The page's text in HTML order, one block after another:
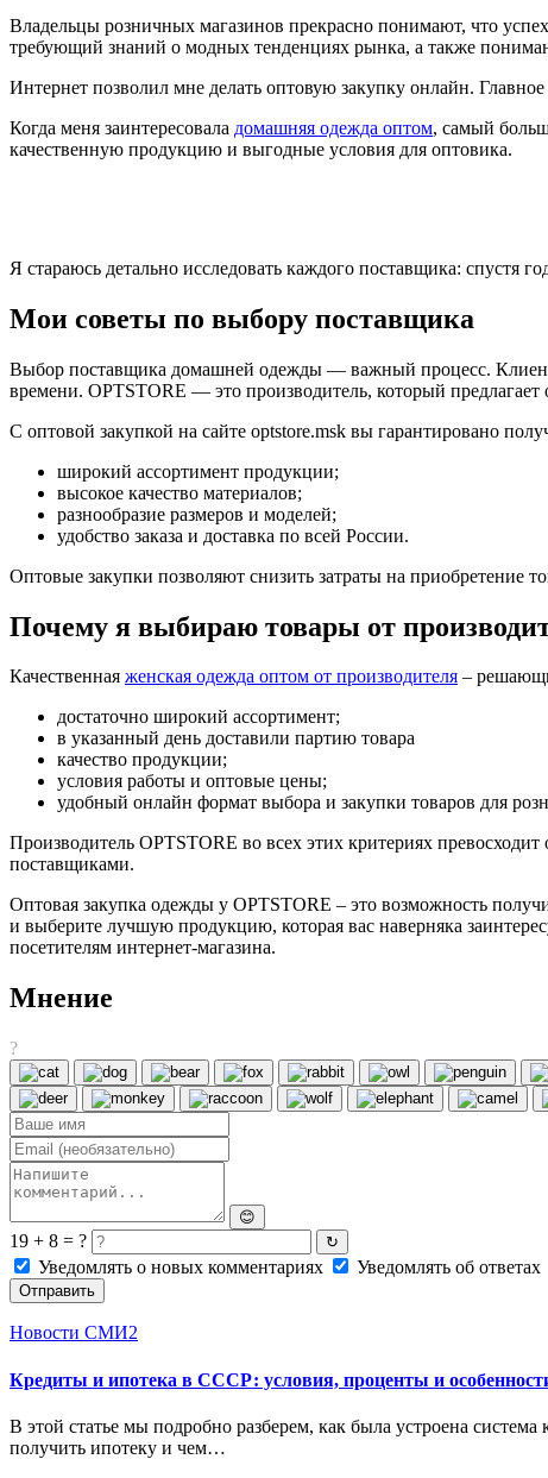
Владельцы розничных магазинов прекрасно понимают, что
требующий знаний о модных тенденциях рынка, а также
Интернет позволил мне делать оптовую закупку онлайн.
Когда меня заинтересовала домашняя одежда оптом, самый
качественную продукцию и выгодные условия для оптовика.
Я стараюсь детально исследовать каждого поставщика: спустя
Мои советы по выбору поставщика
Выбор поставщика домашней одежды — важный процесс.
времени. OPTSTORE — это производитель, который
С оптовой закупкой на сайте optstore.msk вы гарантировано
широкий ассортимент продукции;
высокое качество материалов;
разнообразие размеров и моделей;
удобство заказа и доставка по всей России.
Оптовые закупки позволяют снизить затраты на приобретение
Почему я выбираю товары от
Качественная женская одежда оптом от производителя –
достаточно широкий ассортимент;
в указанный день доставили партию товара
качество продукции;
условия работы и оптовые цены;
удобный онлайн формат выбора и закупки товаров для
Производитель OPTSTORE во всех этих критериях
поставщиками.
Оптовая закупка одежды у OPTSTORE – это возможность
и выберите лучшую продукцию, которая вас наверняка
посетителям интернет-магазина.
Мнение
?
😊
19 + 8 = ? ↻
Уведомлять о новых комментариях Уведомлять об ответах
Отправить
Новости СМИ2
Кредиты и ипотека в СССР: условия, проценты и
В этой статье мы подробно разберем, как была устроена
получить ипотеку и чем…